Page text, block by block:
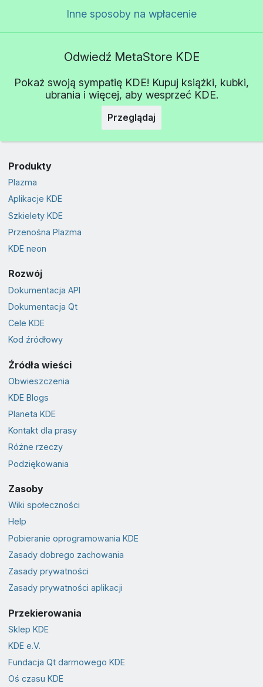
Inne sposoby na wpłacenie
Odwiedź MetaStore KDE
Pokaż swoją sympatię KDE! Kupuj książki, kubki,
ubrania i więcej, aby wesprzeć KDE.
Przeglądaj
Produkty
Plazma
Aplikacje KDE
Szkielety KDE
Przenośna Plazma
KDE neon
Rozwój
Dokumentacja API
Dokumentacja Qt
Cele KDE
Kod źródłowy
Źródła wieści
Obwieszczenia
KDE Blogs
Planeta KDE
Kontakt dla prasy
Różne rzeczy
Podziękowania
Zasoby
Wiki społeczności
Help
Pobieranie oprogramowania KDE
Zasady dobrego zachowania
Zasady prywatności
Zasady prywatności aplikacji
Przekierowania
Sklep KDE
KDE e.V.
Fundacja Qt darmowego KDE
Oś czasu KDE